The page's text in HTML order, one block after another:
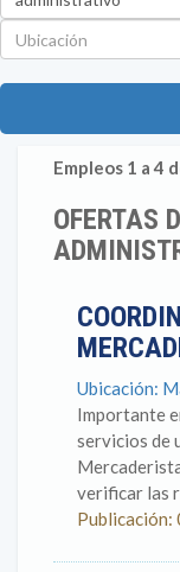
Empleos 1 a 4
OFERTAS
Ubicación:
Importante
servicios de
verificar las